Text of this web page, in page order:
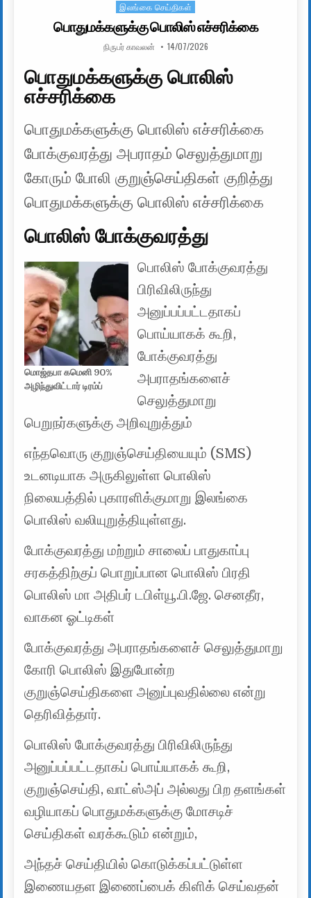
Posted in
இலங்கை செய்திகள்
பொதுமக்களுக்கு பொலிஸ் எச்சரிக்கை
AUTHOR:
நிருபர் காவலன் PUBLISHED DATE:
14/07/2026
பொதுமக்களுக்கு பொலிஸ்
எச்சரிக்கை
பொதுமக்களுக்கு பொலிஸ் எச்சரிக்கை
போக்குவரத்து அபராதம் செலுத்துமாறு
கோரும் போலி குறுஞ்செய்திகள் குறித்து
பொதுமக்களுக்கு பொலிஸ் எச்சரிக்கை
பொலிஸ் போக்குவரத்து
மொஜ்தபா கமெனி 90%
அழிந்துவிட்டார் டிரம்ப்
பொலிஸ் போக்குவரத்து
பிரிவிலிருந்து
அனுப்பப்பட்டதாகப்
பொய்யாகக் கூறி,
போக்குவரத்து
அபராதங்களைச்
செலுத்துமாறு
பெறுநர்களுக்கு அறிவுறுத்தும்
எந்தவொரு குறுஞ்செய்தியையும் (SMS)
உடனடியாக அருகிலுள்ள பொலிஸ்
நிலையத்தில் புகாரளிக்குமாறு இலங்கை
பொலிஸ் வலியுறுத்தியுள்ளது.
போக்குவரத்து மற்றும் சாலைப் பாதுகாப்பு
சரகத்திற்குப் பொறுப்பான பொலிஸ் பிரதி
பொலிஸ் மா அதிபர் டபிள்யூ.பி.ஜே. செனதீர,
வாகன ஓட்டிகள்
போக்குவரத்து அபராதங்களைச் செலுத்துமாறு
கோரி பொலிஸ் இதுபோன்ற
குறுஞ்செய்திகளை அனுப்புவதில்லை என்று
தெரிவித்தார்.
பொலிஸ் போக்குவரத்து பிரிவிலிருந்து
அனுப்பப்பட்டதாகப் பொய்யாகக் கூறி,
குறுஞ்செய்தி, வாட்ஸ்அப் அல்லது பிற தளங்கள்
வழியாகப் பொதுமக்களுக்கு மோசடிச்
செய்திகள் வரக்கூடும் என்றும்,
அந்தச் செய்தியில் கொடுக்கப்பட்டுள்ள
இணையதள இணைப்பைக் கிளிக் செய்வதன்